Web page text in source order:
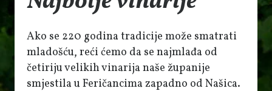
Ako se 220 godina tradicije može smatrati
mladošću, reći ćemo da se najmlađa od
četiriju velikih vinarija naše županije
smjestila u Feričancima zapadno od Našica.